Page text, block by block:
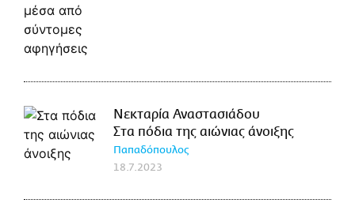
Νεκταρία Αναστασιάδου
Στα πόδια της αιώνιας άνοιξης
Παπαδόπουλος
18.7.2023